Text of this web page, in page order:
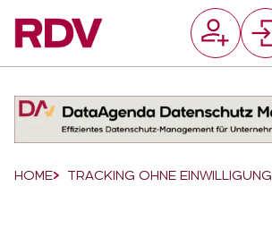
Breadcrumb-Navigation
HOME TRACKING OHNE EINWILLIGUNG